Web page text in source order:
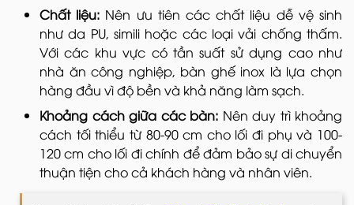
Chất liệu: Nên ưu tiên các chất liệu dễ vệ sinh
như da PU, simili hoặc các loại vải chống thấm.
Với các khu vực có tần suất sử dụng cao như
nhà ăn công nghiệp, bàn ghế inox là lựa chọn
hàng đầu vì độ bền và khả năng làm sạch.
Khoảng cách giữa các bàn: Nên duy trì khoảng
cách tối thiểu từ 80-90 cm cho lối đi phụ và 100-
120 cm cho lối đi chính để đảm bảo sự di chuyển
thuận tiện cho cả khách hàng và nhân viên.